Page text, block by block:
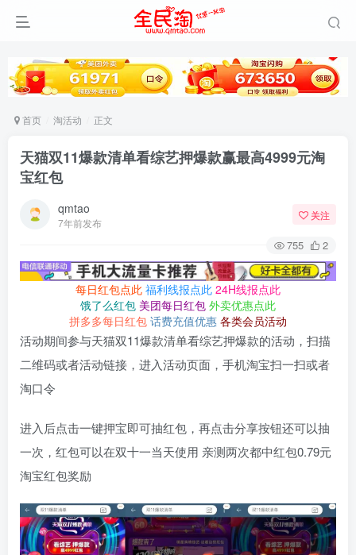
首页 淘活动 正文
天猫双11爆款清单看综艺押爆款赢最高4999元淘
宝红包
qmtao
7年前发布
关注
755 2
每日红包点此 福利线报点此 24H线报点此
饿了么红包 美团每日红包 外卖优惠点此
拼多多每日红包 话费充值优惠 各类会员活动
活动期间参与天猫双11爆款清单看综艺押爆款的活动，扫描
二维码或者活动链接，进入活动页面，手机淘宝扫一扫或者
淘口令
进入后点击一键押宝即可抽红包，再点击分享按钮还可以抽
一次，红包可以在双十一当天使用 亲测两次都中红包0.79元
淘宝红包奖励